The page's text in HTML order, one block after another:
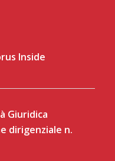
Inside
Giuridica
dirigenziale n.